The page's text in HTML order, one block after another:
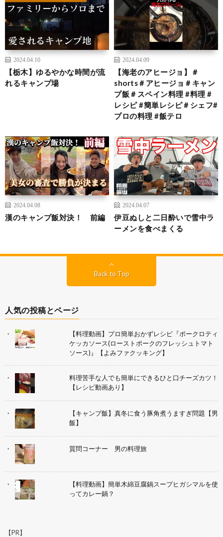
2024.04.10
【栃木】ゆるやかな時間が流
れるキャンプ場
2024.04.09
【海老のアヒージョ】＃
shorts＃アヒージョ＃キャン
プ飯＃スペイン料理 #料理 #
レシピ #簡単レシピ＃シェフ#
プロの料理 #飯テロ
2024.04.08
漢のキャンプ飯対決！ 前編
2024.04.07
伊豆ぬしと二日酔いで雪中ラ
ーメンを食べまくる
Back to Top
人気の投稿とページ
【料理動画】プロ簡単おかずレシピ『ポークロティ
ケッカソース(ローストポークのフレッシュトマト
ソース)』【よみファクッキング】
料理苦手な人でも簡単にできるひと口チーズカツ！
【レシピ動画あり】
【キャンプ飯】真冬に食う豚角煮うますぎ問題【男
飯】
質問コーナー 男の料理旅
【料理動画】簡単木綿豆腐鍋スープヒガシマルを使
ってカレー鍋？
【PR】